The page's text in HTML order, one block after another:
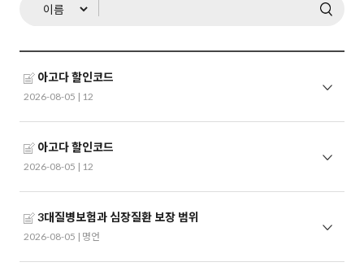
아고다 할인코드
2026-08-05 | 12
아고다 할인코드
2026-08-05 | 12
3대질병보험과 심장질환 보장 범위
2026-08-05 | 명언